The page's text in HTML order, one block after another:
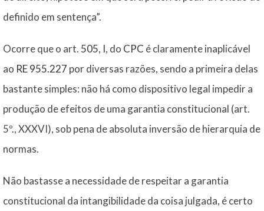
definido em sentença”.
Ocorre que o art. 505, I, do CPC é claramente inaplicável
ao RE 955.227 por diversas razões, sendo a primeira delas
bastante simples: não há como dispositivo legal impedir a
produção de efeitos de uma garantia constitucional (art.
5º., XXXVI), sob pena de absoluta inversão de hierarquia de
normas.
Não bastasse a necessidade de respeitar a garantia
constitucional da intangibilidade da coisa julgada, é certo